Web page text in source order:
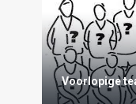
Voorlopige